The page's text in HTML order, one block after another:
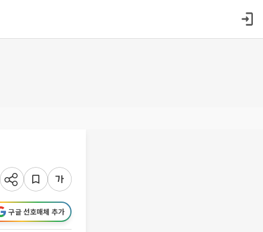
구글 선호매체 추가